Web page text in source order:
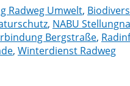
Radweg Umwelt,
, NABU
Bergstraße,
, Winterdienst Radweg